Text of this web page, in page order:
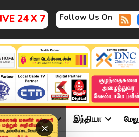
24 X 7 Follow Us On
×
விளையாட்டு இந்தியா